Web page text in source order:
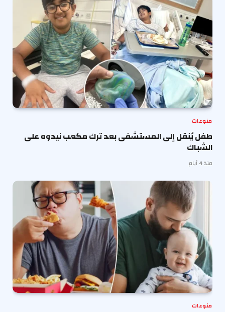
منوعات
طفل يُنقل إلى المستشفى بعد ترك مكعب نيدوه على
الشباك
منذ 4 أيام
منوعات